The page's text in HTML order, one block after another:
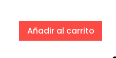
Añadir al carrito